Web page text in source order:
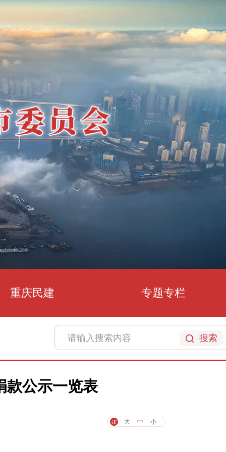
重庆民建 专题专栏
搜索
款公示一览表
大 中 小